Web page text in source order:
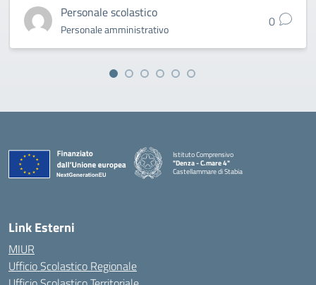
Personale scolastico
Personale amministrativo 0
Istituto Comprensivo
"Denza - C.mare 4"
Castellammare di Stabia
Link Esterni
MIUR
Ufficio Scolastico Regionale